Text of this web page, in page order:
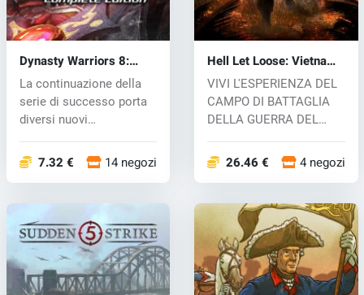
Dynasty Warriors 8:
Xtreme Legends (PC) CD
key
La continuazione della
serie di successo porta
diversi nuovi
7.32 € 14 negozi
Hell Let Loose: Vietnam
(PC) key
VIVI L'ESPERIENZA DEL
CAMPO DI BATTAGLIA
DELLA GUERRA DEL
26.46 € 4 negozi